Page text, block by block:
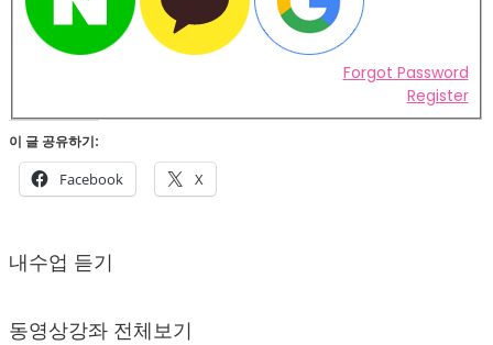
Forgot Password
Register
이 글 공유하기:
Facebook X
02-
내수업 듣기
동영상강좌 전체보기